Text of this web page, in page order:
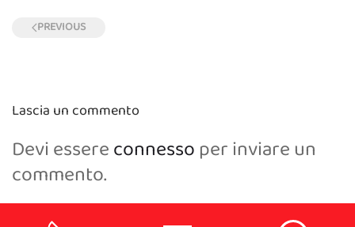
PREVIOUS
Lascia un commento
Devi essereconnessoper inviare un
commento.